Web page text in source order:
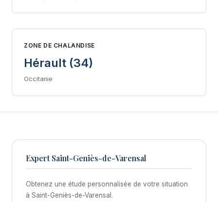
ZONE DE CHALANDISE
Hérault (34)
Occitanie
Expert Saint-Geniès-de-Varensal
Obtenez une étude personnalisée de votre situation
à Saint-Geniès-de-Varensal.